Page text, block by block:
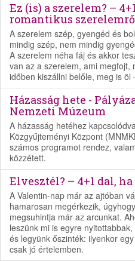
Ez (is) a szerelem? –
romantikus
A szerelem szép, gyengéd és
mindig szép, nem mindig
A szerelem néha fáj és akkor
van az a szerelem, ami
időben kiszállni belőle, meg is
Házasság hete -
Nemzeti Múzeum
A házasság hetéhez
Közgyűjteményi Központ
számos programot rendez,
közzétett.
Elvesztél? – 4+1 dal,
A Valentin-nap már az ajtóban
hamarosan megérkezik,
megsuhintja már az arcunkat.
leszünk mi is egyre
és legyünk őszinték: ilyenkor
csak jó értelemben.